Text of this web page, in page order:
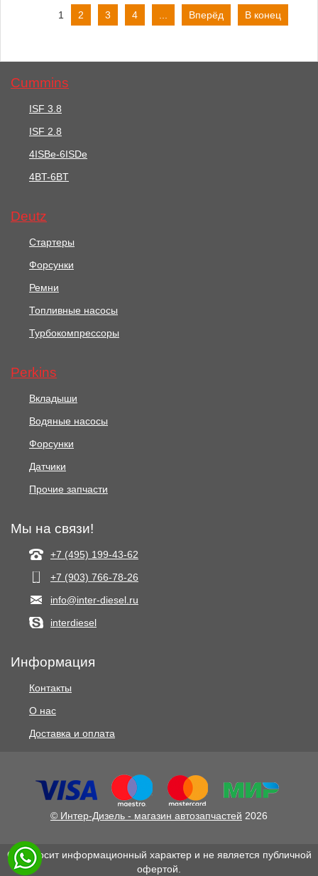
04904828
В корзину
1 2 3 4 Вперёд В конец
Cummins
ISF 3.8
ISF 2.8
4ISBe-6ISDe
4BT-6BT
Deutz
Стартеры
Форсунки
Ремни
Топливные насосы
Турбокомпрессоры
Perkins
Вкладыши
Водяные насосы
Форсунки
Датчики
Прочие запчасти
Мы на связи!
+7 (495) 199-43-62
+7 (903) 766‑78-26
info@inter-diesel.ru
interdiesel
Информация
Контакты
О нас
Доставка и оплата
© Интер-Дизель - магазин автозапчастей 2026
Сайт носит информационный характер и не является публичной
офертой.